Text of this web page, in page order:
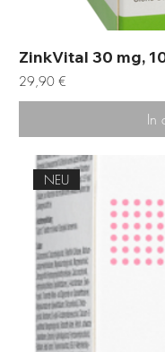
ZinkVital 30 mg,
Preis
29,90 €
In
NEU